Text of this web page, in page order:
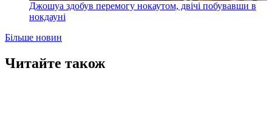
Джошуа здобув перемогу нокаутом, двічі побувавши в
нокдауні
Більше новин
Читайте також